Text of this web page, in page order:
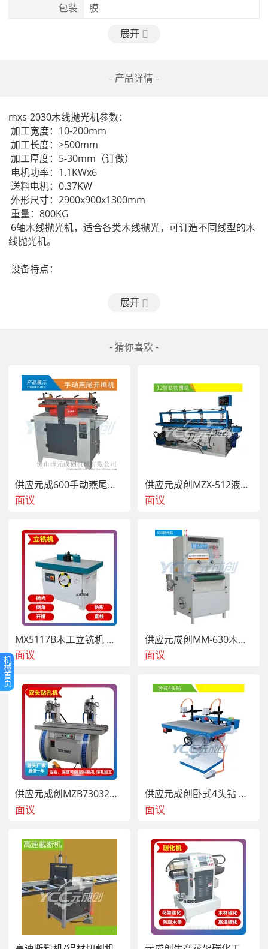
包装
膜
展开
- 产品详情 -
mxs-2030木线抛光机参数：
加工宽度：10-200mm
加工长度：≥500mm
加工厚度：5-30mm（订做）
电机功率：1.1KWx6
送料电机：0.37KW
外形尺寸：2900x900x1300mm
重量：800KG
线抛光机。
设备特点：
1、适用于各种材质的平面、曲面砂光,各种形状木线抛光及
中的各类线条砂光。
光、抛光、拉丝的工艺要求。
形工件在砂削过程中保持稳定。
木材砂光机在木制品的整个加工进程中起着重要的作用。在
做白胚处理时，砂光能够去除白坯表面的毛刺及表面污染
且清洁、有活性涂装面。在进行底漆、面漆、抛光时也都需
求用到砂光。木材砂光的目的对木制品进行砂光是为了确保
产品涂装后的光洁度促行进产品的附加值。
展开
- 猜你喜欢 -
供应元成600手动燕尾榫槽机
面议
供应元成创MZX-512液压多轴钻铣槽机
面议
MX5117B木工立铣机 铣槽机 单向立铣机
面议
供应元成创MM-630木板砂光机 宽带砂光机
面议
供应元成创MZB73032活页及铰链钻双头钻孔机
面议
供应元成创卧式4头钻 精密水平钻 实木钻孔机 多头钻厂家
面议
机
械
首
页